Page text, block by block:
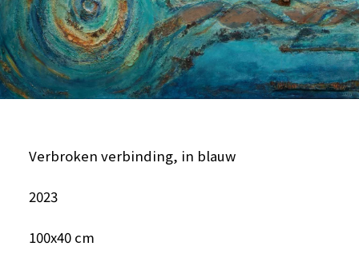
Verbroken verbinding, in blauw
2023
100x40 cm